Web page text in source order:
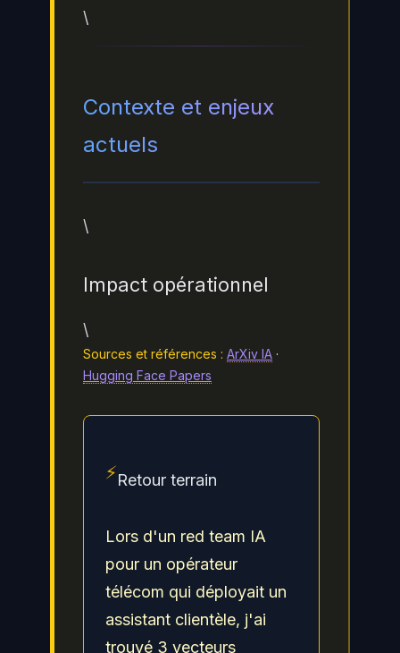
\
Contexte et enjeux
actuels
\
Impact opérationnel
\
Sources et références : ArXiv IA ·
Hugging Face Papers
⚡Retour terrain
Lors d'un red team IA
pour un opérateur
télécom qui déployait un
assistant clientèle, j'ai
trouvé 3 vecteurs